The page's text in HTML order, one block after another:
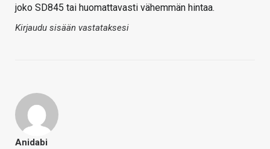
joko SD845 tai huomattavasti vähemmän hintaa.
Kirjaudu sisään vastataksesi
Anidabi